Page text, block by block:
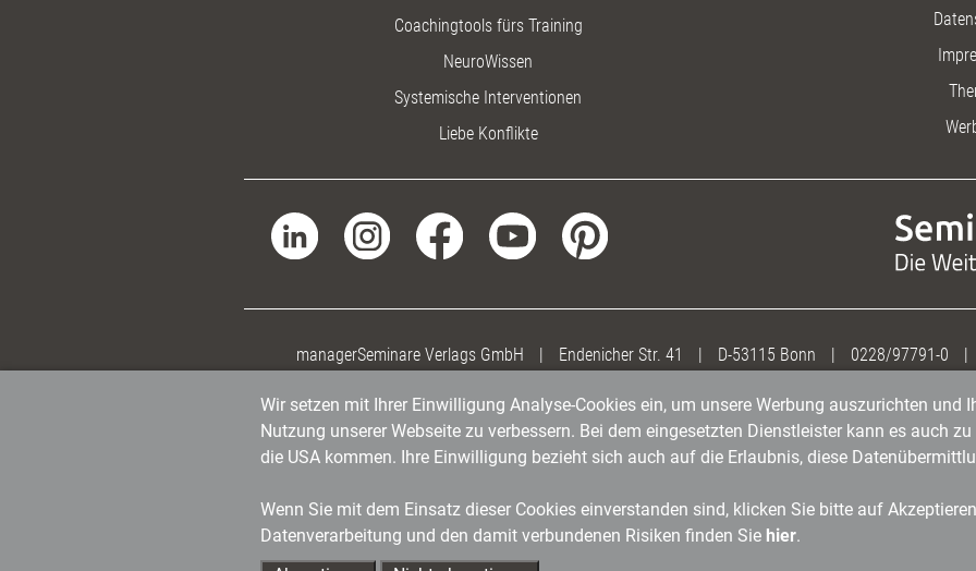
Coachingtools fürs Training
NeuroWissen
Systemische Interventionen
Liebe Konflikte
managerSeminare Verlags GmbH | Endenicher Str. 41 | D-53115 Bonn | 0228/97791-0 |
Wir setzen mit Ihrer Einwilligung Analyse-Cookies ein, um unsere Werbung auszurichten und
Nutzung unserer Webseite zu verbessern. Bei dem eingesetzten Dienstleister kann es auch
die USA kommen. Ihre Einwilligung bezieht sich auch auf die Erlaubnis, diese
Wenn Sie mit dem Einsatz dieser Cookies einverstanden sind, klicken Sie bitte auf
Datenverarbeitung und den damit verbundenen Risiken finden Sie hier.